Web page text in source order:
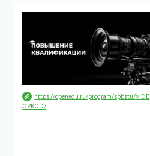
https://openedu.ru/program/spbstu/VIDE
OPROD/